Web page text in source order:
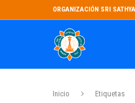
ORGANIZACIÓN SRI
Inicio Etiquetas